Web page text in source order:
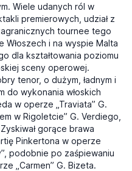
Wiele udanych ról w
premierowych, udział z
tournee tego
i na wyspie Malta
dla kształtowania poziomu
sceny operowej.
tenor, o dużym, ładnym i
do wykonania włoskich
w operze „Traviata” G.
w Rigoletcie” G. Verdiego,
gorące brawa
Pinkertona w operze
podobnie po zaśpiewaniu
„Carmen” G. Bizeta.